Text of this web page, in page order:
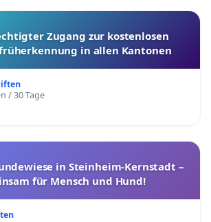
Zugang zur kostenlosen
in allen Kantonen
/ 30 Tage
in Steinheim-Kernstadt –
für Mensch und Hund!